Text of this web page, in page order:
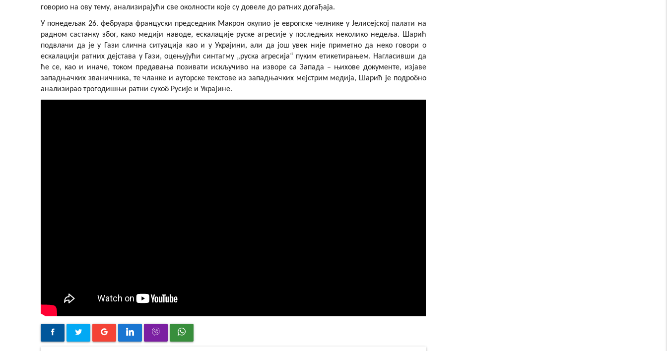
говорио на ову тему, анализирајући све околности које су довеле до ратних догађаја.
У понедељак 26. фебруара француски председник Макрон окупио је европске челнике у Јелисејској палати на
радном састанку због, како медији наводе, ескалације руске агресије у последњих неколико недеља. Шарић
подвлачи да је у Гази слична ситуација као и у Украјини, али да још увек није приметно да неко говори о
ескалацији ратних дејстава у Гази, оцењујући синтагму „руска агресија“ пуким етикетирањем. Нагласивши да
ће се, као и иначе, током предавања позивати искључиво на изворе са Запада – њихове документе, изјаве
западњачких званичника, те чланке и ауторске текстове из западњачких мејстрим медија, Шарић је подробно
анализирао трогодишњи ратни сукоб Русије и Украјине.